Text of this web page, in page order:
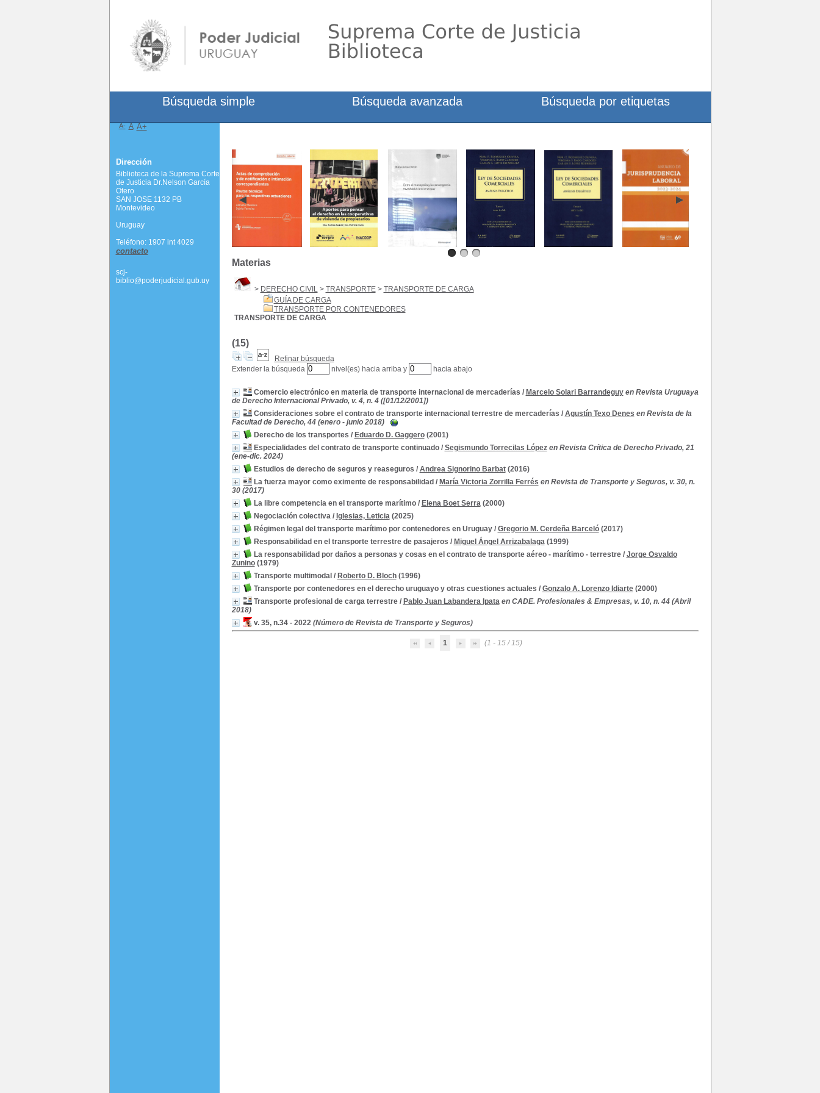
Materias
> DERECHO CIVIL> TRANSPORTE> TRANSPORTE DE CARGA
GUÍA DE CARGA
TRANSPORTE POR CONTENEDORES
TRANSPORTE DE CARGA
(15)
Refinar búsqueda
Extender la búsqueda
nivel(es) hacia arriba y hacia abajo
Comercio electrónico en materia de transporte internacional de mercaderías / Marcelo Solari Barrandeguy en Revista Uruguaya
de Derecho Internacional Privado, v. 4, n. 4 ([01/12/2001])
Consideraciones sobre el contrato de transporte internacional terrestre de mercaderías / Agustín Texo Denes en Revista de la
Facultad de Derecho, 44 (enero - junio 2018)
Derecho de los transportes / Eduardo D. Gaggero(2001)
Especialidades del contrato de transporte continuado/ Segismundo Torrecilas López en Revista Crítica de Derecho Privado, 21
(ene-dic. 2024)
Estudios de derecho de seguros y reaseguros / Andrea Signorino Barbat(2016)
La fuerza mayor como eximente de responsabilidad / María Victoria Zorrilla Ferrés en Revista de Transporte y Seguros, v. 30, n.
30 (2017)
La libre competencia en el transporte marítimo/ Elena Boet Serra(2000)
Negociación colectiva/ Iglesias, Leticia(2025)
Régimen legal del transporte marítimo por contenedores en Uruguay/ Gregorio M. Cerdeña Barceló(2017)
Responsabilidad en el transporte terrestre de pasajeros / Miguel Ángel Arrizabalaga(1999)
La responsabilidad por daños a personas y cosas en el contrato de transporte aéreo - marítimo - terrestre/ Jorge Osvaldo
Zunino(1979)
Transporte multimodal / Roberto D. Bloch(1996)
Transporte por contenedores en el derecho uruguayo y otras cuestiones actuales / Gonzalo A. Lorenzo Idiarte(2000)
Transporte profesional de carga terrestre/ Pablo Juan Labandera Ipata en CADE. Profesionales & Empresas, v. 10, n. 44 (Abril
2018)
v. 35, n.34 - 2022(Número de Revista de Transporte y Seguros)
1 (1 - 15 / 15)
Búsqueda simple Búsqueda avanzada Búsqueda por etiquetas
A- A A+
Dirección
Biblioteca de la Suprema Corte
de Justicia Dr.Nelson García
Otero
SAN JOSE 1132 PB
Montevideo
Uruguay
Teléfono: 1907 int 4029
contacto
scj-
biblio@poderjudicial.gub.uy